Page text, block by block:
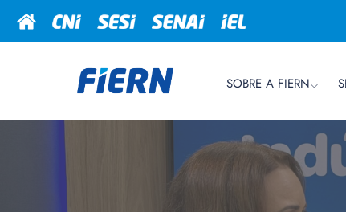
SOBRE A FIERN